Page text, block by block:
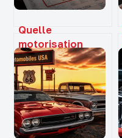
Quelle
motorisation
choisir
aujourd’hui ?
Entre contraintes
environnementales,
usage réel et
valeur de revente